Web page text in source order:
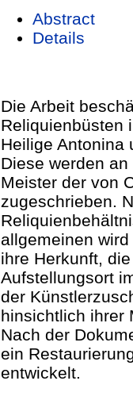
Abstract
Details
Die Arbeit
Reliquienbüsten
Heilige Antonina
Diese werden
Meister der von
zugeschrieben.
allgemeinen
ihre Herkunft,
Aufstellungsort
der
hinsichtlich ihrer
Nach der
ein
entwickelt.